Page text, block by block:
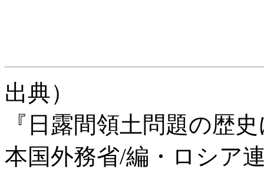
出典）
『日露間領土問題の歴
本国外務省/編・ロシア